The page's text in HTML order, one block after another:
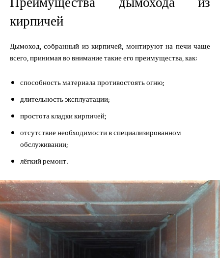
кирпичей
Дымоход, собранный из кирпичей, монтируют на печи чаще
всего, принимая во внимание такие его преимущества, как:
способность материала противостоять огню;
длительность эксплуатации;
простота кладки кирпичей;
отсутствие необходимости в специализированном
обслуживании;
лёгкий ремонт.